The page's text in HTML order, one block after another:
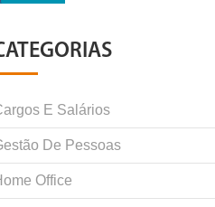
E Salários
De Pessoas
Office